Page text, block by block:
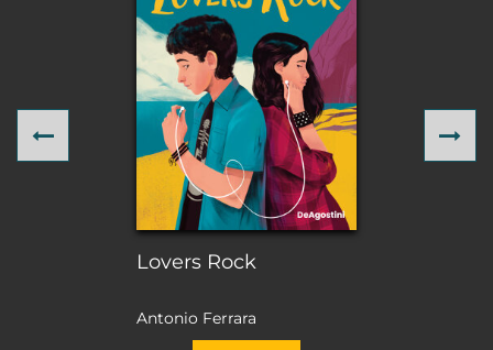
Lovers Rock
Antonio Ferrara
Previous